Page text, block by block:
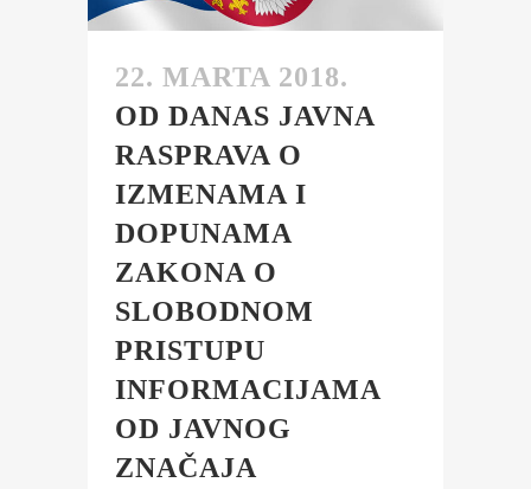
22. MARTA 2018.
OD DANAS JAVNA
RASPRAVA O
IZMENAMA I
DOPUNAMA
ZAKONA O
SLOBODNOM
PRISTUPU
INFORMACIJAMA
OD JAVNOG
ZNAČAJA